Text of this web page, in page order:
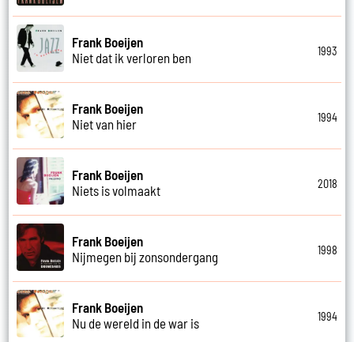
Frank Boeijen
Niet dat ik verloren ben
1993
Frank Boeijen
Niet van hier
1994
Frank Boeijen
Niets is volmaakt
2018
Frank Boeijen
Nijmegen bij zonsondergang
1998
Frank Boeijen
Nu de wereld in de war is
1994